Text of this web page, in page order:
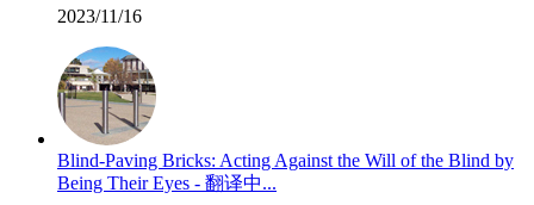
2023/11/16
Blind-Paving Bricks: Acting Against the Will of the Blind by
Being Their Eyes - 翻译中...